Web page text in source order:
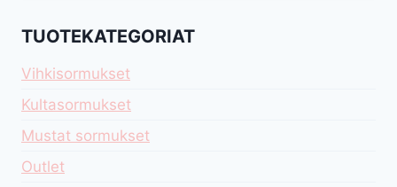
TUOTEKATEGORIAT
Vihkisormukset
Kultasormukset
Mustat sormukset
Outlet